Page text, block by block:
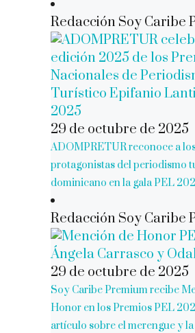
Redacción Soy Caribe
29 de octubre de 2025
ADOMPRETUR reconoce a
protagonistas del periodismo
dominicano en la gala PEL
Redacción Soy Caribe
29 de octubre de 2025
Soy Caribe Premium recibe
Honor en los Premios PEL
artículo sobre el merengue y